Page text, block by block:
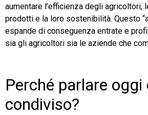
aumentare l’efficienza degli agricoltori,
prodotti e la loro sostenibilità. Questo
espande di conseguenza entrate e
sia gli agricoltori sia le aziende che
Perché parlare oggi
condiviso?